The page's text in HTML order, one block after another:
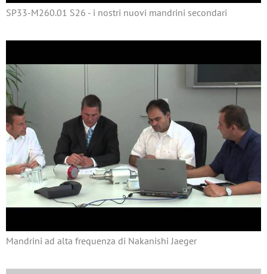
SP33-M260.01 S26 - i nostri nuovi mandrini secondari
Mandrini ad alta frequenza di Nakanishi Jaeger